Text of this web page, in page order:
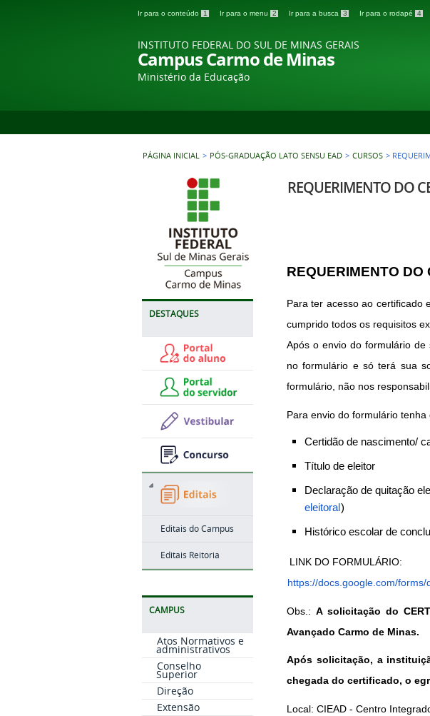
Ir para o conteúdo 1 Ir para o menu 2 Ir para a busca 3 Ir para o rodapé 4
INSTITUTO FEDERAL DO SUL DE MINAS GERAIS
Campus Carmo de Minas
Ministério da Educação
PÁGINA INICIAL > PÓS-GRADUAÇÃO LATO SENSU EAD > CURSOS >
DESTAQUES
Editais do Campus
Editais Reitoria
CAMPUS
Atos Normativos e
administrativos
Conselho
Superior
Direção
Extensão
REQUERIMENTO DO
REQUERIMENTO
Para ter acesso ao certificado
cumprido todos os requisitos
Após o envio do formulário
no formulário e só terá sua
formulário, não nos
Para envio do formulário tenha
Certidão de nascimento/
Título de eleitor
Declaração de quitação
eleitoral )
Histórico escolar de
https://docs.google.com/forms/
Obs.: A solicitação do
Avançado Carmo de Minas.
Após solicitação, a
chegada do certificado, o
Local: CIEAD - Centro